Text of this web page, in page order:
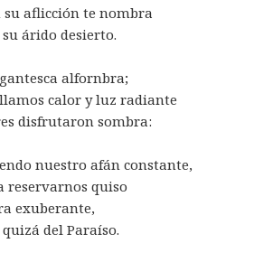
aflicción te nombra
árido desierto.
alfornbra;
calor y luz radiante
disfrutaron sombra:
nuestro afán constante,
reservarnos quiso
exuberante,
del Paraíso.